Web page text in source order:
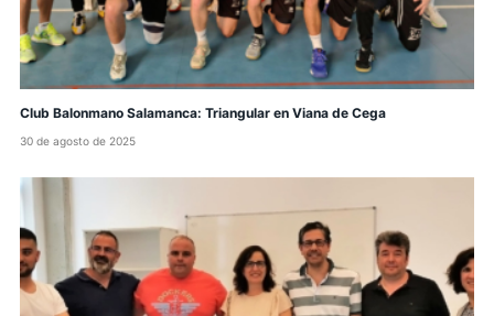
Club Balonmano Salamanca: Triangular en Viana de Cega
30 de agosto de 2025